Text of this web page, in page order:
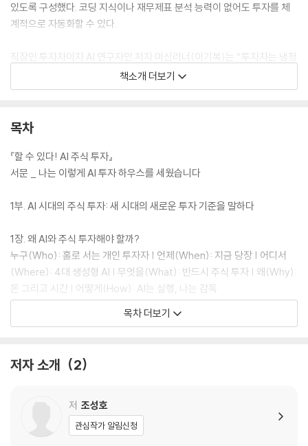
있도록 구성했다. 코딩 지식이나 재무제표 분석 능력이 없어도 투자를 체
계적으로 자동화할 수 있다.
직장인 투자자이자 AI 연구자인 저자 머신러너(이기복)는 “투자자는 냉정
한 감독자가 되고, AI는 더 유능한 분석가이자 실행자가 되는 것이 책의 핵
심”이라며 “감정과 직관에 의존하는 투자에서 벗어나 자신만의 투자철학
형 투자 시스템을 경험하고 싶은 독자에게 유용한 책”이라고 설명했다. 새
전용 홈페이지(www.ai-stock.co.kr)를 운영한다.
상향 주식투자
이 주식 살까, 말까? 제미나이로 시작하는 우상향 주식투자
수익을 결정하는 결정적인 차이는 바로 ‘질문의 기술’에 있다. 이 책은 복잡
하고 난해한 주식 공부의 장벽을 제미나이 프롬프트 맞춤 전략으로 단숨에
허물어준다. 매매창의 흐름부터 기술적 차트, 방대한 경제지표까지 제미나
이로 완벽히 해독하는 법을 담았다. 이제 뉴스 브리핑과 재무제표, 포트폴
미나이를 통해 정교한 매수·매도 타이밍까지 잡아낼 수 있다. 불확실한 시
장에서 나만의 확신을 세우고 싶다면, 제미나이와 함께하는 투자 본부를
세워보자.
책소개 더보기
목차
『할 수 있다! AI 주식 투자』
서문 _ 나는 이렇게 AI 투자 하우스를 세웠습니다
1부. AI 시대의 주식 투자: 새 시대의 새로운 투자 기준을 말하다
1장. 왜 AI와 주식 투자해야 할까?
누구(Who): 홀로 서는 개인 투자자 | 언제(When): 지금 당장 | 어디서
(Where): 4대 생성형 AI | 무엇을(What): 반드시 주식 투자 | 왜(Why):
돈 그리고 시간 | 어떻게(How): AI는 실행, 나는 감독
2장. AI 주식 투자 4단계: AI-랩(WRAP)
로 투자 결정을 미뤄라 | AI-랩 4단계: AI로 틀릴 때를 대비하라
2부. 이기는 AI 투자 시스템 구축: 투자철학 위에 어시스턴트 AI를 세우다
3장. 당신의 포트폴리오는 안녕하십니까?
목차 더보기
저자 소개 2
저 조성호
관심작가 알림신청